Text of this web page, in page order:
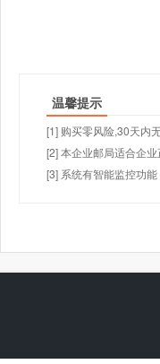
温馨提示
[1] 购买零风险,30天内
[2] 本企业邮局适合企
[3] 系统有智能监控功